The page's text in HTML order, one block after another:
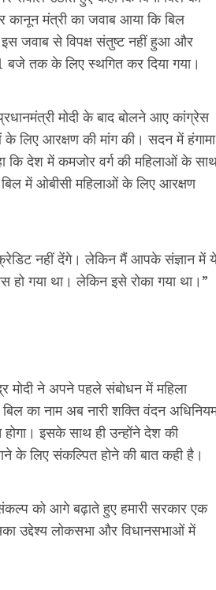
ने अपने पहले संबोधन में महिला
इसके साथ ही उन्होंने देश की
के लिए संकल्पित होने की बात कही है।
को आगे बढ़ाते हुए हमारी सरकार एक
उद्देश्य लोकसभा और विधानसभाओं में
में महिला हितैषी होने का दावा करने
कांग्रेस का कहना है कि महिला आरक्षण
इंतजार क्यों!
ने महिला आरक्षण बिल पर सरकार
सिब्बल का कहना था कि ऐसा 2024 में
है।